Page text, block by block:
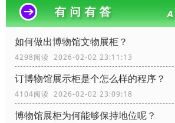
如何做出博物馆文物展柜？
4298阅读 2026-02-02 23:11:13
订博物馆展示柜是个怎么样的程序？
4104阅读 2026-02-02 23:09:18
博物馆展柜为何能够保持地位呢？